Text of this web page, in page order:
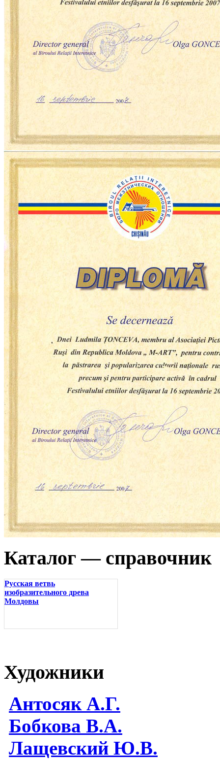
Каталог — справочник
Русская ветвь
изобразительного древа
Молдовы
Художники
Антосяк А.Г.
Бобкова В.А.
Лащевский Ю.В.